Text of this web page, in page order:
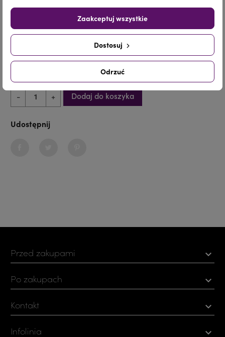
Szkło
5 cm
Ilość
- + Dodaj do koszyka
Udostępnij
Przed zakupami 
Po zakupach 
Kontakt 
Infolinia 
Odrzuć
Dostosuj
Zaakceptuj wszystkie